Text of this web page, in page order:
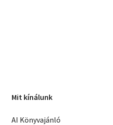
Mit kínálunk
AI Könyvajánló